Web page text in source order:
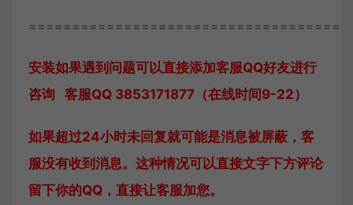
安装如果遇到问题可以直接添加客服QQ好友进行
咨询 客服QQ 3853171877（在线时间9-22）
如果超过24小时未回复就可能是消息被屏蔽，客
服没有收到消息。这种情况可以直接文字下方评论
留下你的QQ，直接让客服加您。